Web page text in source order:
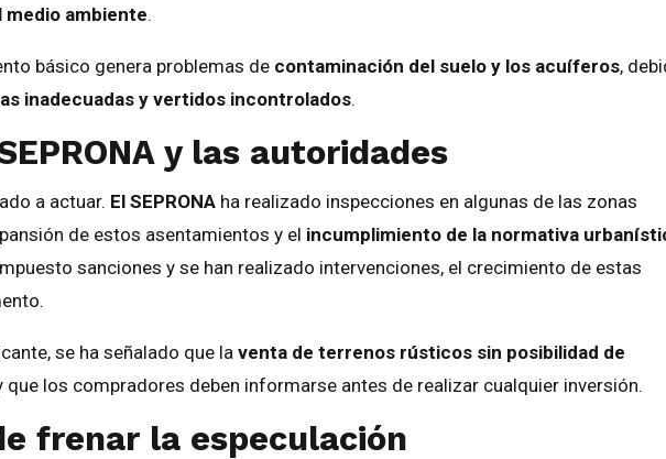
medio ambiente.
básico genera problemas de contaminación del suelo y los acuíferos,
inadecuadas y vertidos incontrolados.
y las autoridades
a actuar. El SEPRONA ha realizado inspecciones en algunas de las zonas
de estos asentamientos y el incumplimiento de la normativa
sanciones y se han realizado intervenciones, el crecimiento de estas
se ha señalado que la venta de terrenos rústicos sin posibilidad de
que los compradores deben informarse antes de realizar cualquier inversión.
frenar la especulación